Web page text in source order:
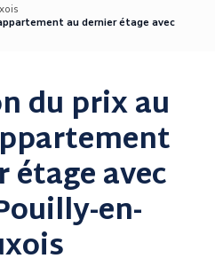
au dernier étage avec
du prix au
étage avec
en-